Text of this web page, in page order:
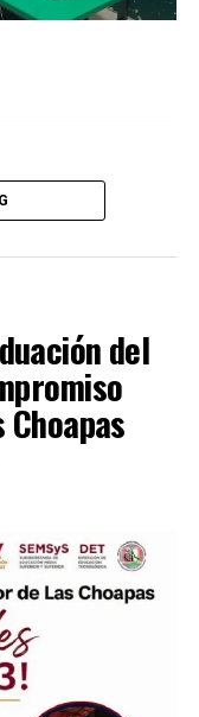
al evento
realizan
del